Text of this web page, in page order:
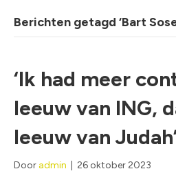
Berichten getagd ‘Bart
‘Ik had meer
leeuw van ING,
leeuw van
Door admin 26 oktober 2023